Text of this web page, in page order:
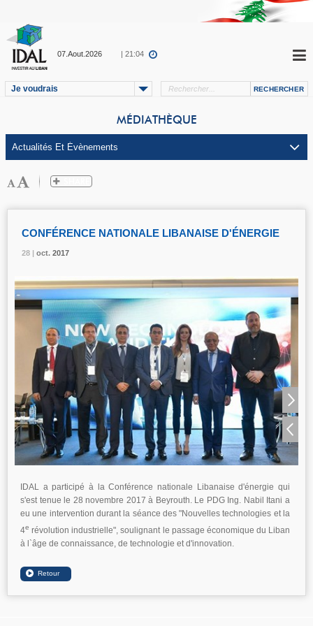
07.Aout.2026 | 21:04
Je voudrais
MÉDIATHÈQUE
28 | oct. 2017
CONFÉRENCE NATIONALE LIBANAISE D'ÉNERGIE
28 | oct. 2017
28 | oct. 2017
28 | oct. 2017
IDAL a participé à la Conférence nationale Libanaise d'énergie qui
s'est tenue le 28 novembre 2017 à Beyrouth. Le PDG Ing. Nabil Itani a
eu une intervention durant la séance des "Nouvelles technologies et la
4e révolution industrielle", soulignant le passage économique du Liban
à l`âge de connaissance, de technologie et d'innovation.